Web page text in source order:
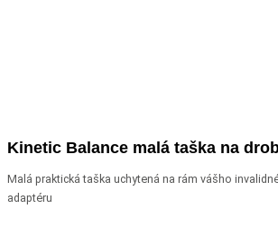
Kinetic Balance malá taška na
Malá praktická taška uchytená na rám vášho
adaptéru